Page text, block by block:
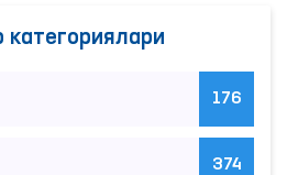
категориялари
176
374